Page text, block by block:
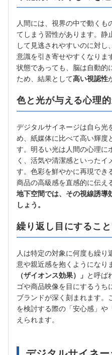
人間には、視界の中で動くも
てしまう習性があります。静
して見逃されやすいのに対
意識を引き寄せやすくなりま
状態であっても、脳は自動的
ため、結果として高い視認性
色と光が与える心理
デジタルサイネージは自ら光
め、紙媒体に比べて高い輝度
す。明るい光は人間の心理に
く、活気や清潔感といったイ
す。色彩を鮮やかに再現でき
商品の高級感を直感的に伝え
地下空間では、その視線誘導
しょう。
繰り返し目にするこ
人は特定の対象に何度も繰り
意や親近感を抱くようになり
（ザイオンス効果）」 と呼ば
ゴや商品映像を目にするうち
ブランドが深く刻まれます。
を検討する際の「安心感」や
えられます。